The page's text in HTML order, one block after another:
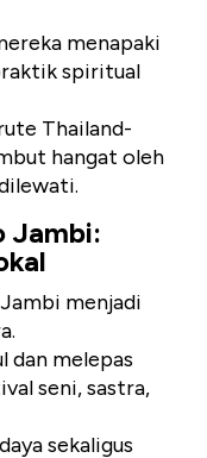
menapaki
spiritual
Thailand-
hangat oleh
Jambi:
menjadi
dan melepas
seni, sastra,
sekaligus